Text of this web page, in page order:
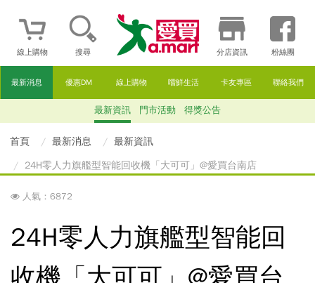
線上購物 搜尋 分店資訊 粉絲團
最新消息 優惠DM 線上購物 嚐鮮生活 卡友專區 聯絡我們
最新資訊 門市活動 得獎公告
首頁 最新消息
最新資訊
24H零人力旗艦型智能回收機「大可可」@愛買台南店
人氣：6872
24H零人力旗艦型智能回